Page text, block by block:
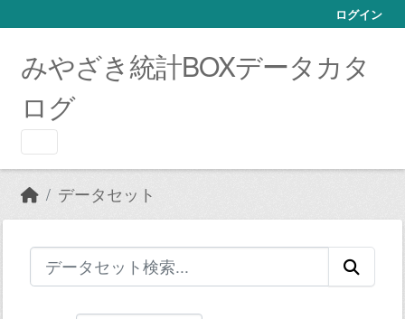
ログイン
みやざき統計BOXデータカタ
ログ
データセット